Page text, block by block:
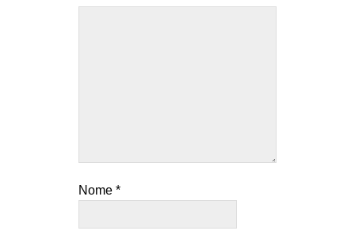
Nome *